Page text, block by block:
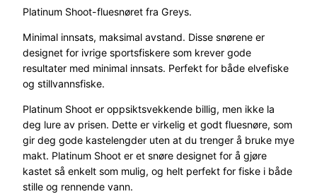
Platinum Shoot-fluesnøret fra Greys.
Minimal innsats, maksimal avstand. Disse snørene er
designet for ivrige sportsfiskere som krever gode
resultater med minimal innsats. Perfekt for både elvefiske
og stillvannsfiske.
Platinum Shoot er oppsiktsvekkende billig, men ikke la
deg lure av prisen. Dette er virkelig et godt fluesnøre, som
gir deg gode kastelengder uten at du trenger å bruke mye
makt. Platinum Shoot er et snøre designet for å gjøre
kastet så enkelt som mulig, og helt perfekt for fiske i både
stille og rennende vann.